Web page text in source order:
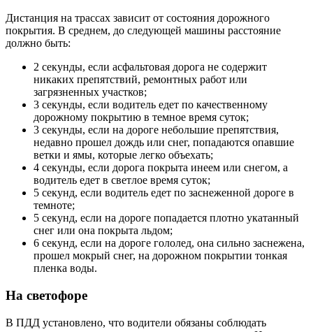
Дистанция на трассах зависит от состояния дорожного
покрытия. В среднем, до следующей машины расстояние
должно быть:
2 секунды, если асфальтовая дорога не содержит
никаких препятствий, ремонтных работ или
загрязненных участков;
3 секунды, если водитель едет по качественному
дорожному покрытию в темное время суток;
3 секунды, если на дороге небольшие препятствия,
недавно прошел дождь или снег, попадаются опавшие
ветки и ямы, которые легко объехать;
4 секунды, если дорога покрыта инеем или снегом, а
водитель едет в светлое время суток;
5 секунд, если водитель едет по заснеженной дороге в
темноте;
5 секунд, если на дороге попадается плотно укатанный
снег или она покрыта льдом;
6 секунд, если на дороге гололед, она сильно заснежена,
прошел мокрый снег, на дорожном покрытии тонкая
пленка воды.
На светофоре
В ПДД установлено, что водители обязаны соблюдать